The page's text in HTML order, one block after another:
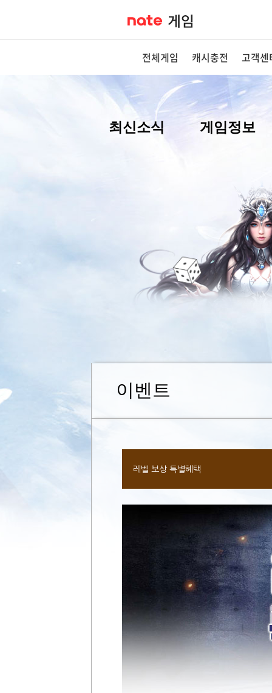
전체게임 캐시충전 고객센
최신소식 게임정보
이벤트
레벨 보상 특별혜택